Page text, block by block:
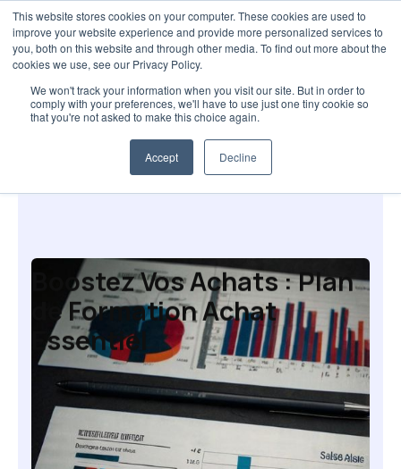
This website stores cookies on your computer. These cookies are used to
improve your website experience and provide more personalized services to
you, both on this website and through other media. To find out more about the
cookies we use, see our Privacy Policy.
We won't track your information when you visit our site. But in order to
comply with your preferences, we'll have to use just one tiny cookie so
that you're not asked to make this choice again.
Accept Decline
Analyse des besoins
Boostez Vos Achats : Plan
de Formation Achat
Essentiel